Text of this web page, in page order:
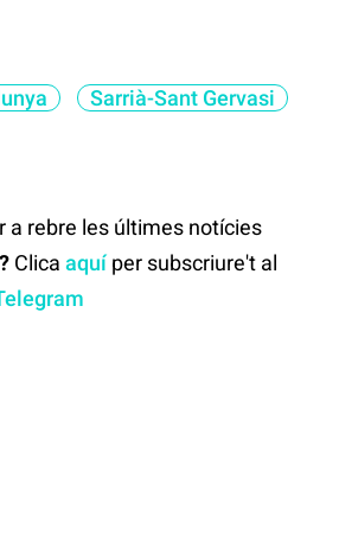
Sarrià-Sant Gervasi
a rebre les últimes notícies
Clica aquíper subscriure't al